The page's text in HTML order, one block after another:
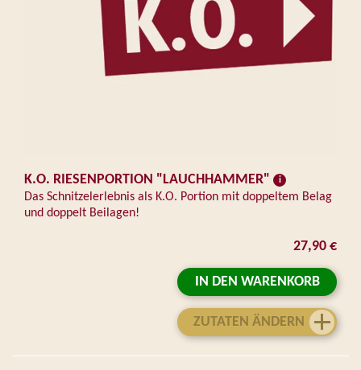
K.O. RIESENPORTION "LAUCHHAMMER"
Das Schnitzelerlebnis als K.O. Portion mit doppeltem Belag
und doppelt Beilagen!
27,90 €
IN DEN WARENKORB
ZUTATEN ÄNDERN